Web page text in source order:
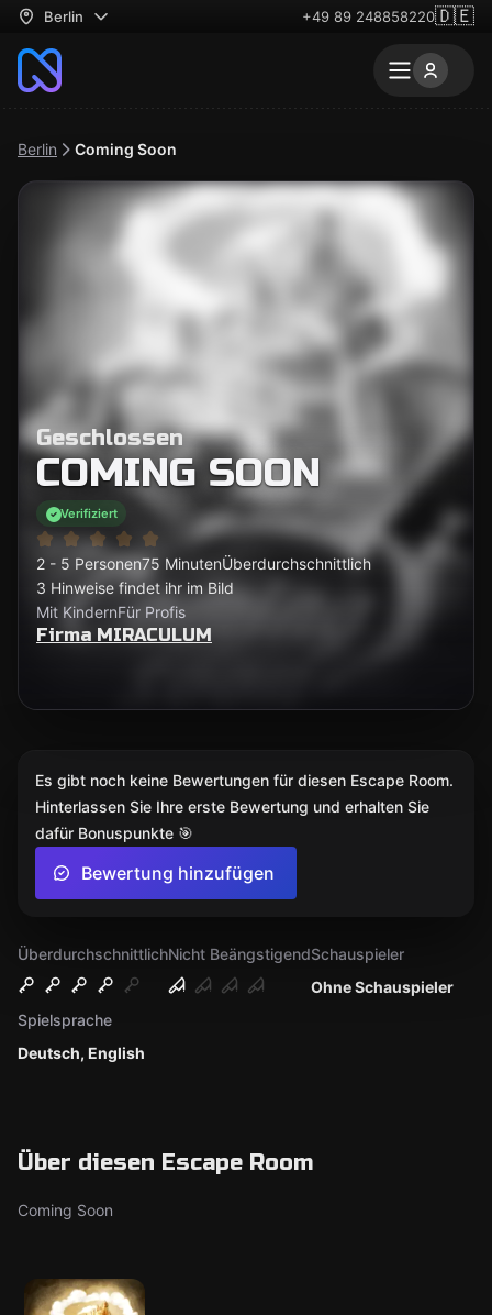
Berlin +49 89 248858220🇩🇪
Berlin Coming Soon
Geschlossen
COMING SOON
Verifiziert
2 - 5 Personen75 MinutenÜberdurchschnittlich
3 Hinweise findet ihr im Bild
Mit KindernFür Profis
Firma MIRACULUM
ÜberdurchschnittlichNicht Beängstigend
Ohne Schauspieler
Schauspieler
Deutsch, English
Spielsprache
Über diesen Escape Room
Coming Soon
Es gibt noch keine Bewertungen für diesen Escape Room.
Hinterlassen Sie Ihre erste Bewertung und erhalten Sie
dafür Bonuspunkte 🎯
Bewertung hinzufügen